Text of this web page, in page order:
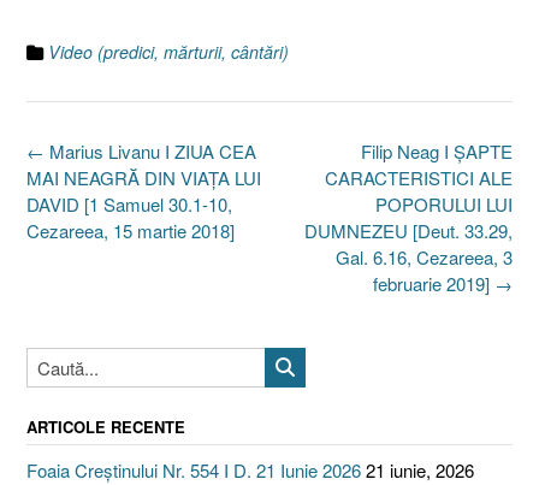
Video (predici, mărturii, cântări)
Post
navigation
Filip Neag I ŞAPTE
CARACTERISTICI ALE
POPORULUI LUI
DUMNEZEU [Deut. 33.29,
Gal. 6.16, Cezareea, 3
februarie 2019] →
← Marius Livanu I ZIUA CEA
MAI NEAGRĂ DIN VIAŢA LUI
DAVID [1 Samuel 30.1-10,
Cezareea, 15 martie 2018]
ARTICOLE RECENTE
Foaia Creștinului Nr. 554 I D. 21 Iunie 202621 iunie, 2026